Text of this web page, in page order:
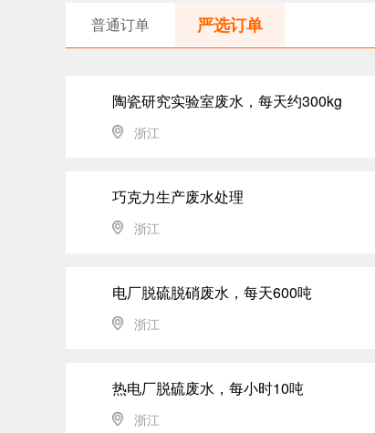
山西
普通订单 严选订单
陶瓷研究实验室废水，每天约300kg
浙江
巧克力生产废水处理
浙江
电厂脱硫脱硝废水，每天600吨
浙江
热电厂脱硫废水，每小时10吨
浙江